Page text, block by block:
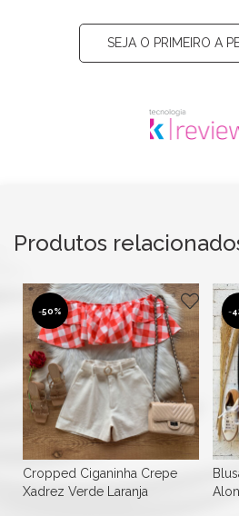
SEJA O PRIMEIRO A
Produtos
-50%
Cropped Ciganinha Crepe
Xadrez Verde Laranja
-